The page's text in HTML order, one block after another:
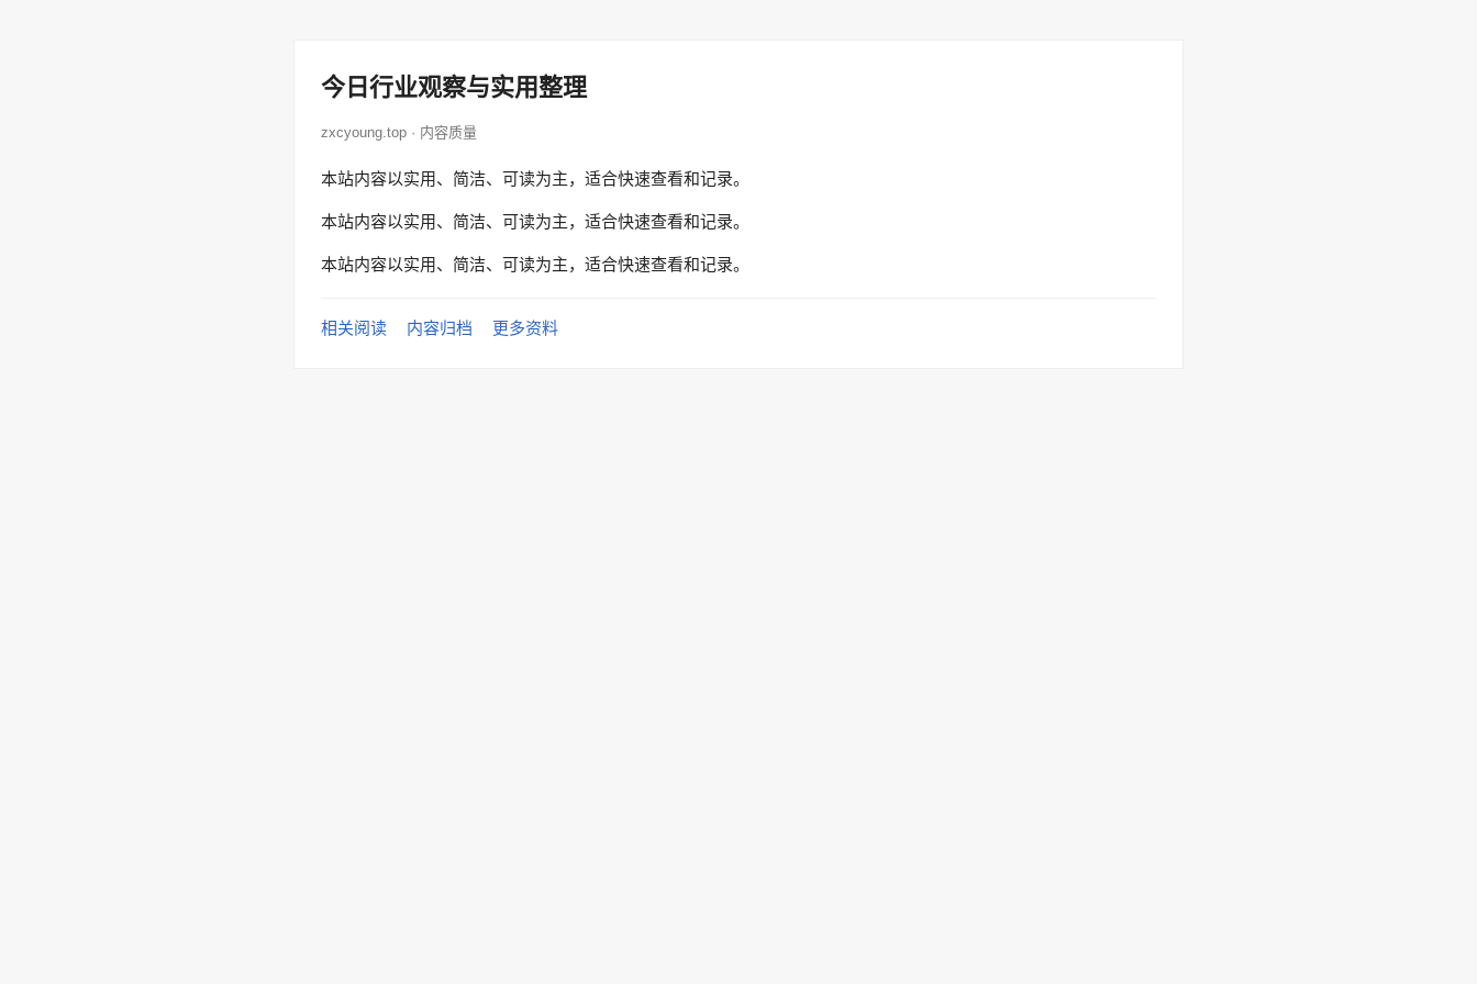
今日行业观察与实用整理
zxcyoung.top · 内容质量
本站内容以实用、简洁、可读为主，适合快速查看和记录。
本站内容以实用、简洁、可读为主，适合快速查看和记录。
本站内容以实用、简洁、可读为主，适合快速查看和记录。
相关阅读 内容归档 更多资料